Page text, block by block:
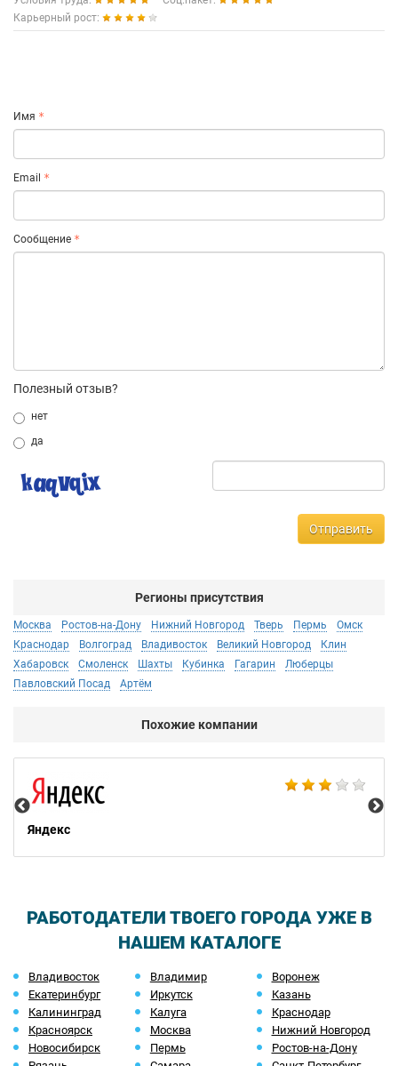
Карьерный рост:
Имя
Email
Сообщение
Полезный отзыв?
нет
да
Отправить
Регионы присутствия
Москва Ростов-на-Дону Нижний Новгород Тверь Пермь
Омск
Краснодар
Волгоград Владивосток Великий Новгород
Клин
Хабаровск
Смоленск Шахты Кубинка Гагарин
Люберцы
Павловский Посад
Артём
Похожие компании
Яндекс
РАБОТОДАТЕЛИ ТВОЕГО ГОРОДА УЖЕ В
НАШЕМ КАТАЛОГЕ
Владивосток Владимир
Воронеж
Екатеринбург
Иркутск
Казань
Калининград
Калуга
Краснодар
Красноярск
Москва
Нижний Новгород
Новосибирск
Пермь
Ростов-на-Дону